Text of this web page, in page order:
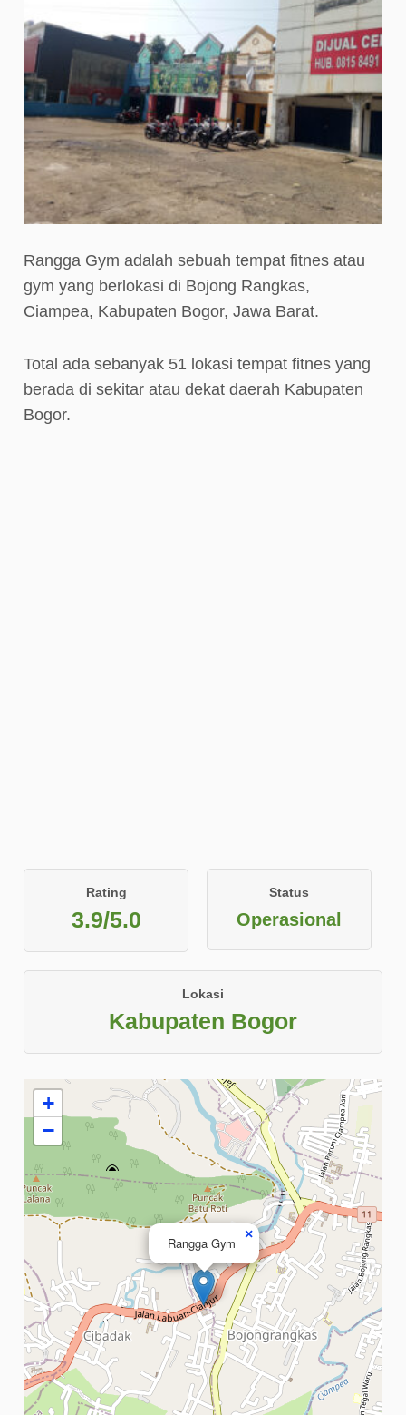
Rangga Gym adalah sebuah tempat fitnes atau
gym yang berlokasi di Bojong Rangkas,
Ciampea, Kabupaten Bogor, Jawa Barat.
Total ada sebanyak 51 lokasi tempat fitnes yang
berada di sekitar atau dekat daerah Kabupaten
Bogor.
Rating
3.9/5.0
Status
Operasional
Lokasi
Kabupaten Bogor
Rangga Gym
×
+
−